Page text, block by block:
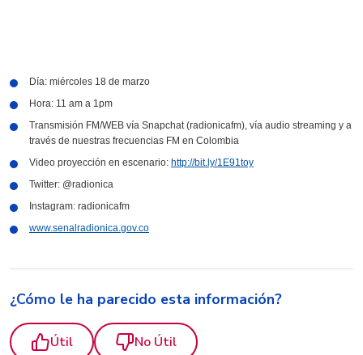
Día: miércoles 18 de marzo
Hora: 11 am a 1pm
Transmisión FM/WEB vía Snapchat (radionicafm), vía audio streaming y a
través de nuestras frecuencias FM en Colombia
Video proyección en escenario: http://bit.ly/1E91toy
Twitter: @radionica
Instagram: radionicafm
www.senalradionica.gov.co
¿Cómo le ha parecido esta información?
Útil No Útil